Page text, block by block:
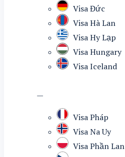
Visa Đức
Visa Hà Lan
Visa Hy Lạp
Visa Hungary
Visa Iceland
—
Visa Pháp
Visa Na Uy
Visa Phần Lan